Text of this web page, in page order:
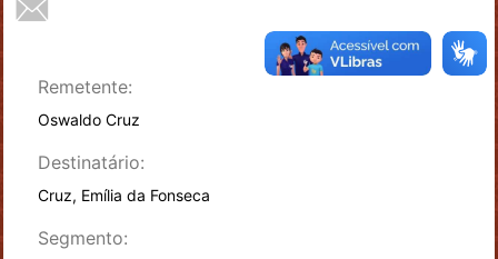
Remetente:
Oswaldo Cruz
Destinatário:
Cruz, Emília da Fonseca
Segmento: